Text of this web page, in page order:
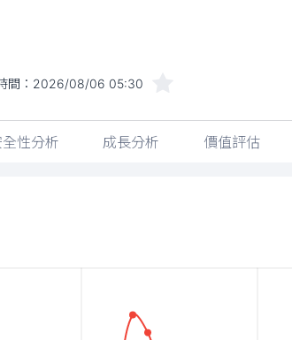
間： 2026/08/06 05:30
全性分析 成長分析 價值評估